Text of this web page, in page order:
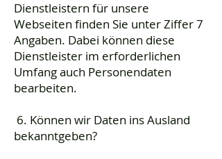
Dienstleistern für unsere
Webseiten finden Sie unter Ziffer 7
Angaben. Dabei können diese
Dienstleister im erforderlichen
Umfang auch Personendaten
bearbeiten.
6. Können wir Daten ins Ausland
bekanntgeben?